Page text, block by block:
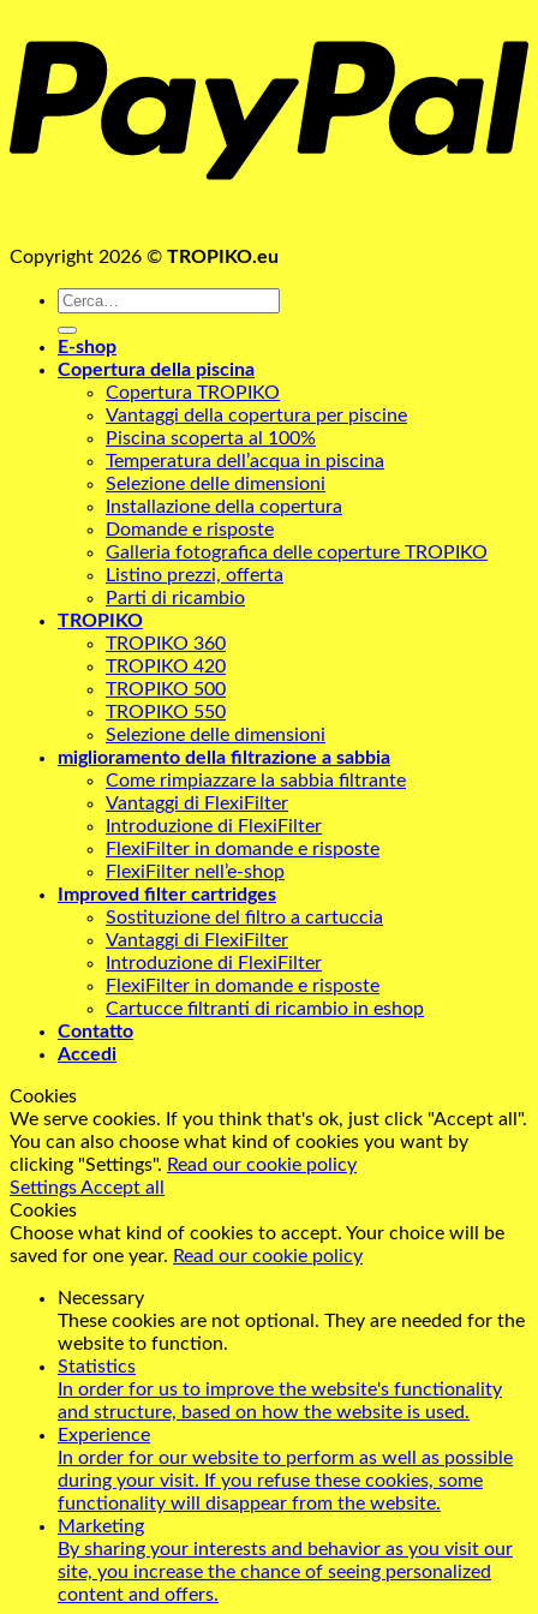
Copyright 2026 © TROPIKO.eu
Cerca:
E-shop
Copertura della piscina
Copertura TROPIKO
Vantaggi della copertura per piscine
Piscina scoperta al 100%
Temperatura dell’acqua in piscina
Selezione delle dimensioni
Installazione della copertura
Domande e risposte
Galleria fotografica delle coperture TROPIKO
Listino prezzi, offerta
Parti di ricambio
TROPIKO
TROPIKO 360
TROPIKO 420
TROPIKO 500
TROPIKO 550
Selezione delle dimensioni
miglioramento della filtrazione a sabbia
Come rimpiazzare la sabbia filtrante
Vantaggi di FlexiFilter
Introduzione di FlexiFilter
FlexiFilter in domande e risposte
FlexiFilter nell’e-shop
Improved filter cartridges
Sostituzione del filtro a cartuccia
Vantaggi di FlexiFilter
Introduzione di FlexiFilter
FlexiFilter in domande e risposte
Cartucce filtranti di ricambio in eshop
Contatto
Accedi
Cookies
We serve cookies. If you think that's ok, just click "Accept all".
You can also choose what kind of cookies you want by
clicking "Settings". Read our cookie policy
SettingsAccept all
Cookies
Choose what kind of cookies to accept. Your choice will be
saved for one year. Read our cookie policy
Necessary
These cookies are not optional. They are needed for the
website to function.
Statistics
In order for us to improve the website's functionality
and structure, based on how the website is used.
Experience
In order for our website to perform as well as possible
during your visit. If you refuse these cookies, some
functionality will disappear from the website.
Marketing
By sharing your interests and behavior as you visit our
site, you increase the chance of seeing personalized
content and offers.